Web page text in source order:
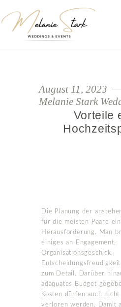
August 11, 2023
Melanie Stark
Vorteile
Die Planung der
für die meisten Paare
Herausforderung. Man
einiges an Engagement,
Organisationsgeschick,
zum Detail. Darüber
adäquates Budget
Kosten dürfen auch
verloren werden. Damit